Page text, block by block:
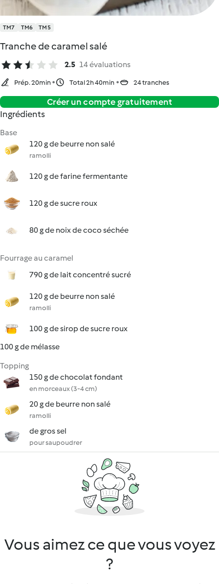
TM7 TM6 TM5
Tranche de caramel salé
2.5 14 évaluations
Prép. 20min Total 2h 40min 24 tranches
Créer un compte gratuitement
Ingrédients
Base
120 g de beurre non salé
ramolli
120 g de farine fermentante
120 g de sucre roux
80 g de noix de coco séchée
Fourrage au caramel
790 g de lait concentré sucré
120 g de beurre non salé
ramolli
100 g de sirop de sucre roux
100 g de mélasse
Topping
150 g de chocolat fondant
en morceaux (3-4 cm)
20 g de beurre non salé
ramolli
de gros sel
pour saupoudrer
Vous aimez ce que vous voyez
?